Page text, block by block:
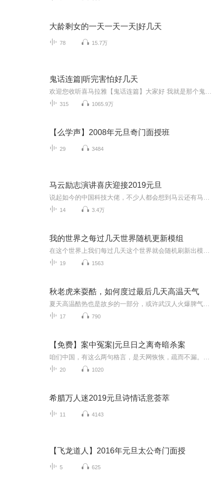
大龄剩女的一天一天一天|好几天
78 15.7万
鬼话连篇|听完害怕好几天
315 1065.9万
【么学声】2008年元旦奇门面授班
29 3484
马云励志演讲喜庆迎接2019元旦
14 3.4万
我的世界之每过几天世界随机更新模组
19 1563
秋老虎来耍酷，如何度过最后几天高温天气
17 790
【免费】案中冤案|元旦日之离奇暗杀案
20 1020
希腊万人迷2019元旦诗情话意荟萃
11 4143
【飞龙道人】2016年元旦太公奇门面授
5 625